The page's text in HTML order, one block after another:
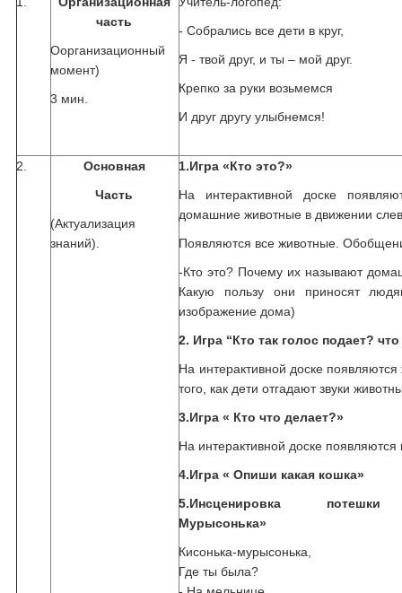
часть
Оорганизационный
момент)
3 мин.
- Собрались все дети в круг,
Я - твой друг, и ты – мой друг.
Крепко за руки возьмемся
И друг другу улыбнемся!
2.
Основная
Часть
(Актуализация
знаний).
1.Игра «Кто это?»
На интерактивной доске
домашние животные в движении
Появляются все животные.
-Кто это? Почему их называют
Какую пользу они приносят
изображение дома)
2. Игра “Кто так голос подает?
На интерактивной доске
того, как дети отгадают звуки
3.Игра « Кто что делает?»
На интерактивной доске появляются
4.Игра « Опиши какая кошка»
5.Инсценировка потешки
Мурысонька»
Кисонька-мурысонька,
Где ты была?